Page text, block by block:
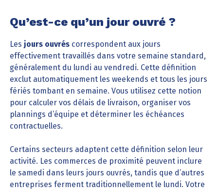
Qu’est-ce qu’un jour ouvré ?
Les jours ouvrés correspondent aux jours
effectivement travaillés dans votre semaine standard,
généralement du lundi au vendredi. Cette définition
exclut automatiquement les weekends et tous les jours
fériés tombant en semaine. Vous utilisez cette notion
pour calculer vos délais de livraison, organiser vos
plannings d’équipe et déterminer les échéances
contractuelles.
Certains secteurs adaptent cette définition selon leur
activité. Les commerces de proximité peuvent inclure
le samedi dans leurs jours ouvrés, tandis que d’autres
entreprises ferment traditionnellement le lundi. Votre